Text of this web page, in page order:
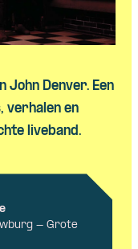
John Denver. Een
verhalen en
liveband.
- Grote